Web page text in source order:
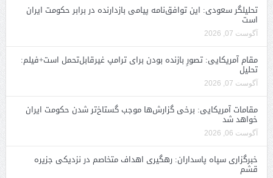
تحلیلگر سعودی: این توافق‌نامه پیامی بازدارنده در برابر حکومت ایران
است
آگوست 07, 2026
مقام آمریکایی: تصورِ بازنده بودن برای ترامپ غیرقابل‌تحمل است+فیلم:
تحلیل
آگوست 07, 2026
مقامات آمریکایی: برخی گزارش‌ها موجب گستاخ‌تر شدن حکومت ایران
خواهد شد
آگوست 06, 2026
خبرگزاری سپاه پاسداران: رهگیری اهداف متخاصم در نزدیکی جزیره
قشم